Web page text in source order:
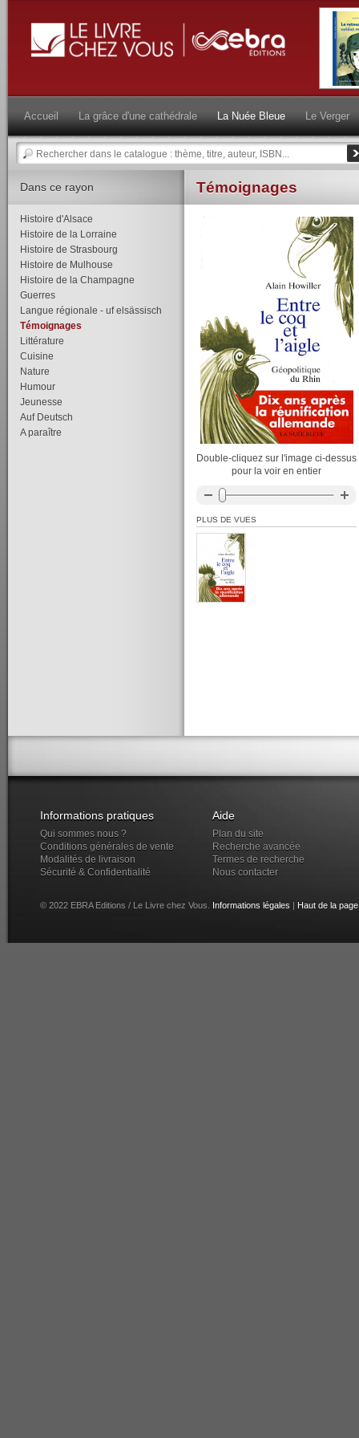
Accueil La grâce d'une cathédrale La Nuée Bleue Le Verger
Témoignages
Double-cliquez sur l'image ci-dessus
pour la voir en entier
PLUS DE VUES
Dans ce rayon
Histoire d'Alsace
Histoire de la Lorraine
Histoire de Strasbourg
Histoire de Mulhouse
Histoire de la Champagne
Guerres
Langue régionale - uf elsässisch
Témoignages
Littérature
Cuisine
Nature
Humour
Jeunesse
Auf Deutsch
A paraître
Informations pratiques
Qui sommes nous ?
Conditions générales de vente
Modalités de livraison
Sécurité & Confidentialité
Aide
Plan du site
Recherche avancée
Termes de recherche
Nous contacter
© 2022 EBRA Editions / Le Livre chez Vous. Informations légales Haut de la page